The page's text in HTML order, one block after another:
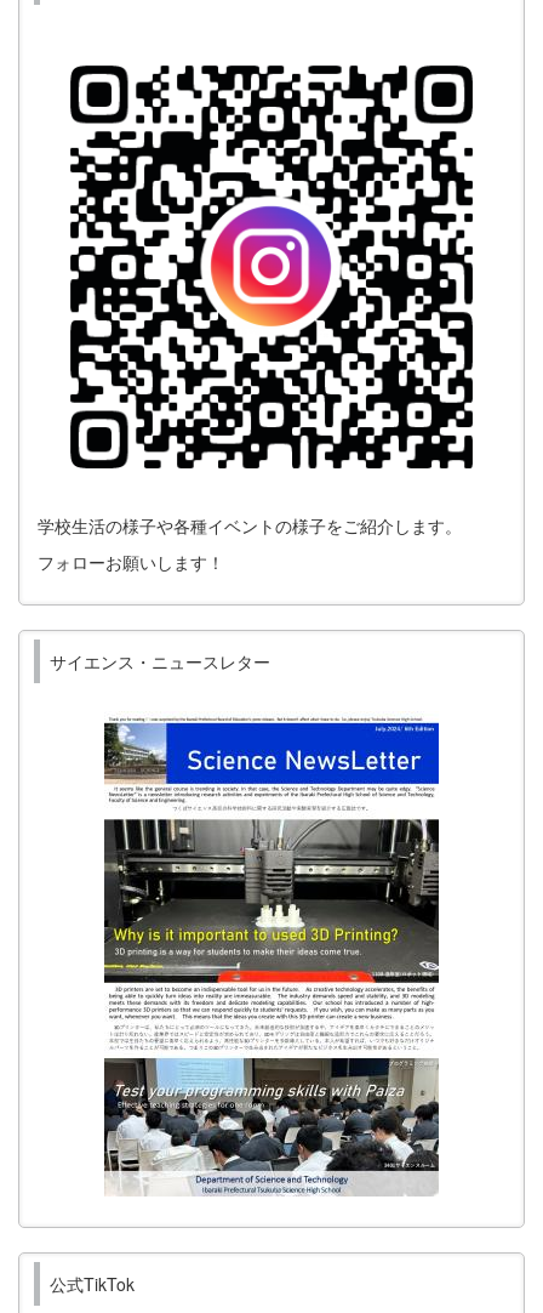
学校生活の様子や各種イベントの様子をご紹介します。
フォローお願いします！
サイエンス・ニュースレター
公式TikTok